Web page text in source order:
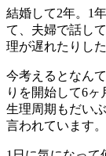
結婚して2年。1
て、夫婦で話し
理が遅れたりし
今考えるとなん
りを開始して6ヶ
生理周期もだい
言われています。